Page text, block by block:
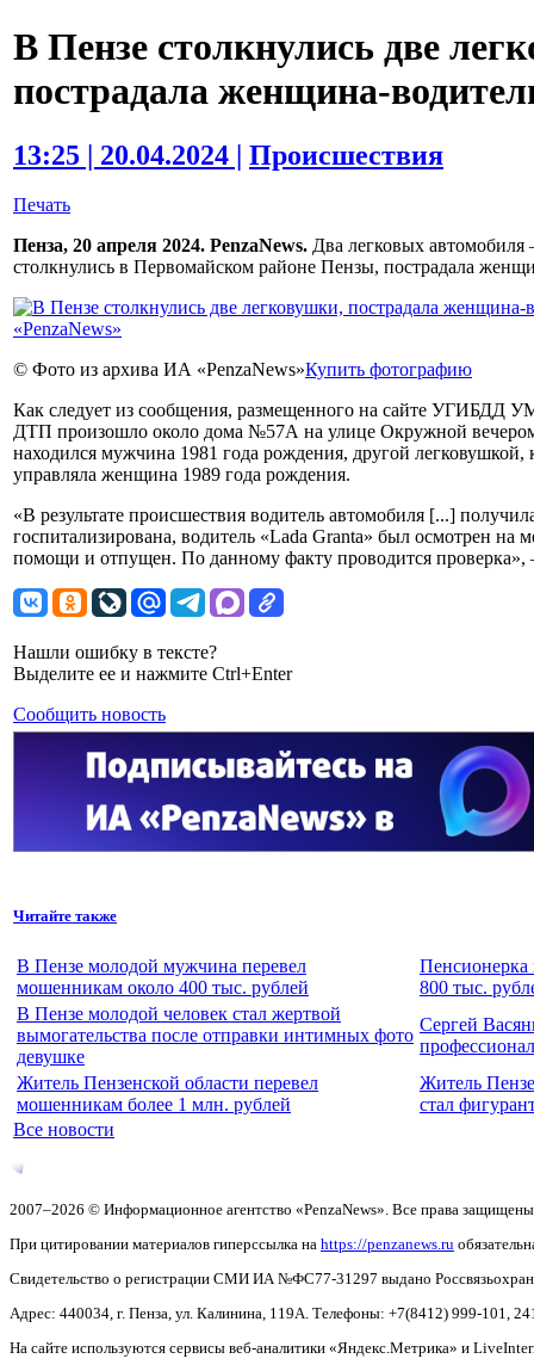
В Пензе столкнулись две
пострадала женщина-
13:25 | 20.04.2024 | Происшествия
Печать
Пенза, 20 апреля 2024. PenzaNews. Два легковых
столкнулись в Первомайском районе Пензы, пострадала
© Фото из архива ИА «PenzaNews»Купить фотографию
Как следует из сообщения, размещенного на сайте УГИБДД
ДТП произошло около дома №57А на улице Окружной вечером
находился мужчина 1981 года рождения, другой легковушкой,
управляла женщина 1989 года рождения.
«В результате происшествия водитель автомобиля [...]
госпитализирована, водитель «Lada Granta» был осмотрен на
помощи и отпущен. По данному факту проводится проверка»,
Нашли ошибку в тексте?
Выделите ее и нажмите Ctrl+Enter
Сообщить новость
Читайте также
В Пензе молодой мужчина перевел
мошенникам около 400 тыс. рублей
Пенсионерка
800 тыс.
В Пензе молодой человек стал жертвой
вымогательства после отправки интимных фото
девушке
Сергей
Житель Пензенской области перевел
мошенникам более 1 млн. рублей
Житель
стал
Все новости
2007–2026 © Информационное агентство «PenzaNews». Все права
При цитировании материалов гиперссылка на https://penzanews.ru
Свидетельство о регистрации СМИ ИА №ФС77-31297 выдано
Адрес: 440034, г. Пенза, ул. Калинина, 119А. Телефоны: +7(8412) 999-101,
На сайте используются сервисы веб-аналитики «Яндекс.Метрика» и